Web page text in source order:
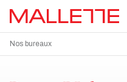
Nos bureaux